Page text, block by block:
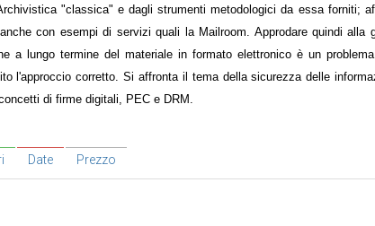
"classica" e dagli strumenti metodologici da essa forniti;
con esempi di servizi quali la Mailroom. Approdare quindi alla
a lungo termine del materiale in formato elettronico è un
l'approccio corretto. Si affronta il tema della sicurezza delle
di firme digitali, PEC e DRM.
Date Prezzo